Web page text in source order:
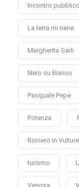
Incontro pubblico
La terra mi tiene
Margherita Sarli
Nero su Bianco
Pasquale Pepe
Potenza
Rionero in Vulture
turismo
Venosa